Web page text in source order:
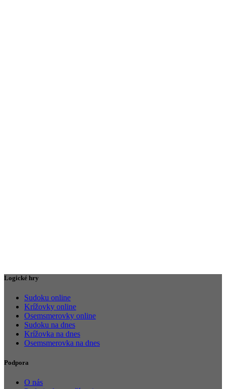
Logické hry
Sudoku online
Krížovky online
Osemsmerovky online
Sudoku na dnes
Krížovka na dnes
Osemsmerovka na dnes
Podpora
O nás